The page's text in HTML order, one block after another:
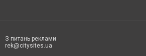
З питань реклами
rek@citysites.ua